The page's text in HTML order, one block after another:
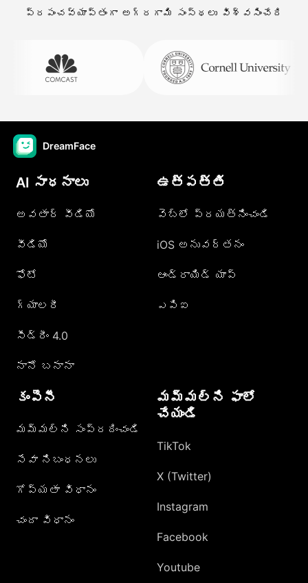
ప్రపంచవ్యాప్తంగా అగ్రగామి సంస్థలు విశ్వసించేది
DreamFace
AI సాధనాలు
అవతార్ వీడియో
వీడియో
ఫోటో
గ్యాలరీ
సీడ్రీం 4.0
నానో బనానా
ఉత్పత్తి
వెబ్లో ప్రయత్నించండి
iOS అనువర్తనం
ఆండ్రాయిడ్ యాప్
ఎపిఐ
కంపెనీ
మమ్మల్ని సంప్రదించండి
సేవా నిబంధనలు
గోప్యతా విధానం
చందా విధానం
మమ్మల్ని ఫాలో
చేయండి
TikTok
X (Twitter)
Instagram
Facebook
Youtube